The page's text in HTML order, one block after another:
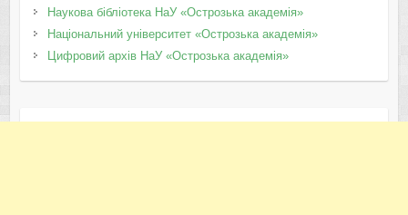
Наукова бібліотека НаУ «Острозька академія»
Національний університет «Острозька академія»
Цифровий архів НаУ «Острозька академія»